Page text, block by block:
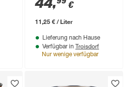
€
11,25 € / Liter
Lieferung nach Hause
Verfügbar in Troisdorf
Nur wenige verfügbar